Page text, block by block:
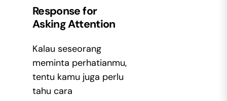
Response for
Asking Attention
Kalau seseorang
meminta perhatianmu,
tentu kamu juga perlu
tahu cara